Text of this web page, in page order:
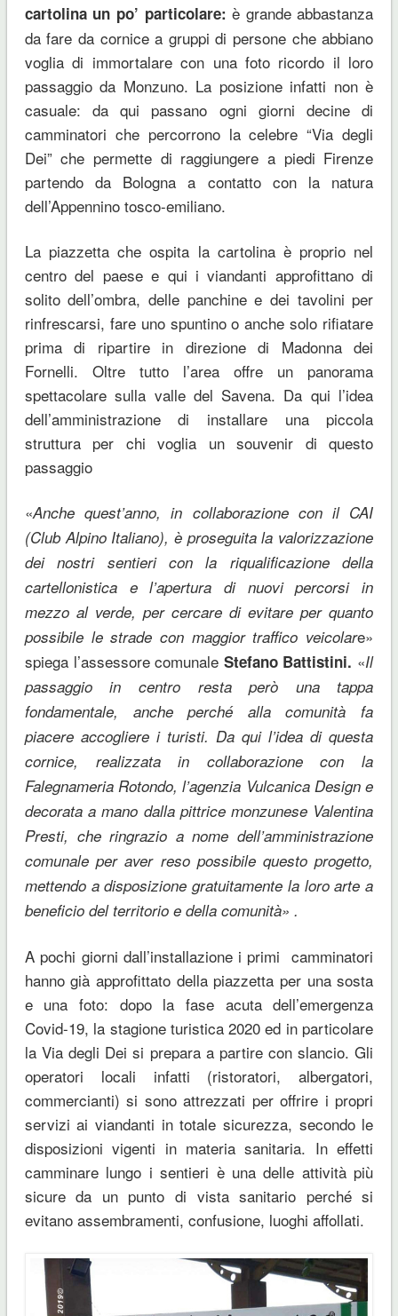
cartolina un po’ particolare: è grande abbastanza
da fare da cornice a gruppi di persone che abbiano
voglia di immortalare con una foto ricordo il loro
passaggio da Monzuno. La posizione infatti non è
casuale: da qui passano ogni giorni decine di
camminatori che percorrono la celebre “Via degli
Dei” che permette di raggiungere a piedi Firenze
partendo da Bologna a contatto con la natura
dell’Appennino tosco-emiliano.
La piazzetta che ospita la cartolina è proprio nel
centro del paese e qui i viandanti approfittano di
solito dell’ombra, delle panchine e dei tavolini per
rinfrescarsi, fare uno spuntino o anche solo rifiatare
prima di ripartire in direzione di Madonna dei
Fornelli. Oltre tutto l’area offre un panorama
spettacolare sulla valle del Savena. Da qui l’idea
dell’amministrazione di installare una piccola
struttura per chi voglia un souvenir di questo
passaggio
«Anche quest’anno, in collaborazione con il CAI
(Club Alpino Italiano), è proseguita la valorizzazione
dei nostri sentieri con la riqualificazione della
cartellonistica e l’apertura di nuovi percorsi in
mezzo al verde, per cercare di evitare per quanto
possibile le strade con maggior traffico veicolare»
spiega l’assessore comunale Stefano Battistini. «Il
passaggio in centro resta però una tappa
fondamentale, anche perché alla comunità fa
piacere accogliere i turisti. Da qui l’idea di questa
cornice, realizzata in collaborazione con la
Falegnameria Rotondo, l’agenzia Vulcanica Design e
decorata a mano dalla pittrice monzunese Valentina
Presti, che ringrazio a nome dell’amministrazione
comunale per aver reso possibile questo progetto,
mettendo a disposizione gratuitamente la loro arte a
beneficio del territorio e della comunità» .
A pochi giorni dall’installazione i primi camminatori
hanno già approfittato della piazzetta per una sosta
e una foto: dopo la fase acuta dell’emergenza
Covid-19, la stagione turistica 2020 ed in particolare
la Via degli Dei si prepara a partire con slancio. Gli
operatori locali infatti (ristoratori, albergatori,
commercianti) si sono attrezzati per offrire i propri
servizi ai viandanti in totale sicurezza, secondo le
disposizioni vigenti in materia sanitaria. In effetti
camminare lungo i sentieri è una delle attività più
sicure da un punto di vista sanitario perché si
evitano assembramenti, confusione, luoghi affollati.